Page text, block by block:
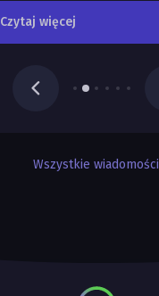
Czytaj więcej
Wszystkie wiadomości